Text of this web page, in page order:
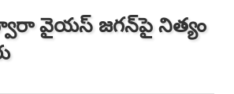
వైయస్ జగన్‌పై నిత్యం